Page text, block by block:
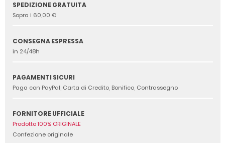
SPEDIZIONE GRATUITA
Sopra i 60,00 €
CONSEGNA ESPRESSA
in 24/48h
PAGAMENTI SICURI
Paga con PayPal, Carta di Credito, Bonifico, Contrassegno
FORNITORE UFFICIALE
Prodotto 100% ORIGINALE
Confezione originale